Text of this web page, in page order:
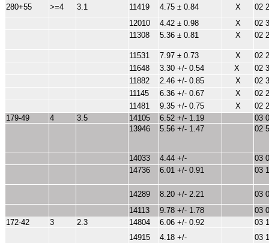
280+55
>=4 3.1 11419 4.75 ± 0.84 X
02
12010
4.42 ± 0.98 X
02
11308
5.36 ± 0.81 X 02
11531 7.97 ± 0.73 X
02
11648
3.30 +/- 0.54 X
02
11882
2.46 +/- 0.85 X
02
11145
6.36 +/- 0.67 X
02
11481
9.35 +/- 0.75 X
02
179-49
4 3.5 14105 6.52 +/- 1.19
03
13946
5.56 +/- 1.47 02
14033 4.44 +/-
03
14736
6.01 +/- 0.91 03
14289 8.20 +/- 2.21
03
14113
9.78 +/- 1.78
03
172-42
3 2.3 14804 6.06 +/- 0.92
03
14915
4.18 +/-
03